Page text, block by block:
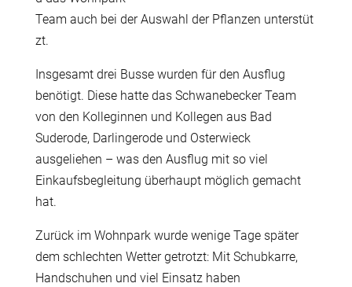
Team auch bei der Auswahl der Pflanzen unterstüt
zt.
Insgesamt drei Busse wurden für den Ausflug
benötigt. Diese hatte das Schwanebecker Team
von den Kolleginnen und Kollegen aus Bad
Suderode, Darlingerode und Osterwieck
ausgeliehen – was den Ausflug mit so viel
Einkaufsbegleitung überhaupt möglich gemacht
hat.
Zurück im Wohnpark wurde wenige Tage später
dem schlechten Wetter getrotzt: Mit Schubkarre,
Handschuhen und viel Einsatz haben